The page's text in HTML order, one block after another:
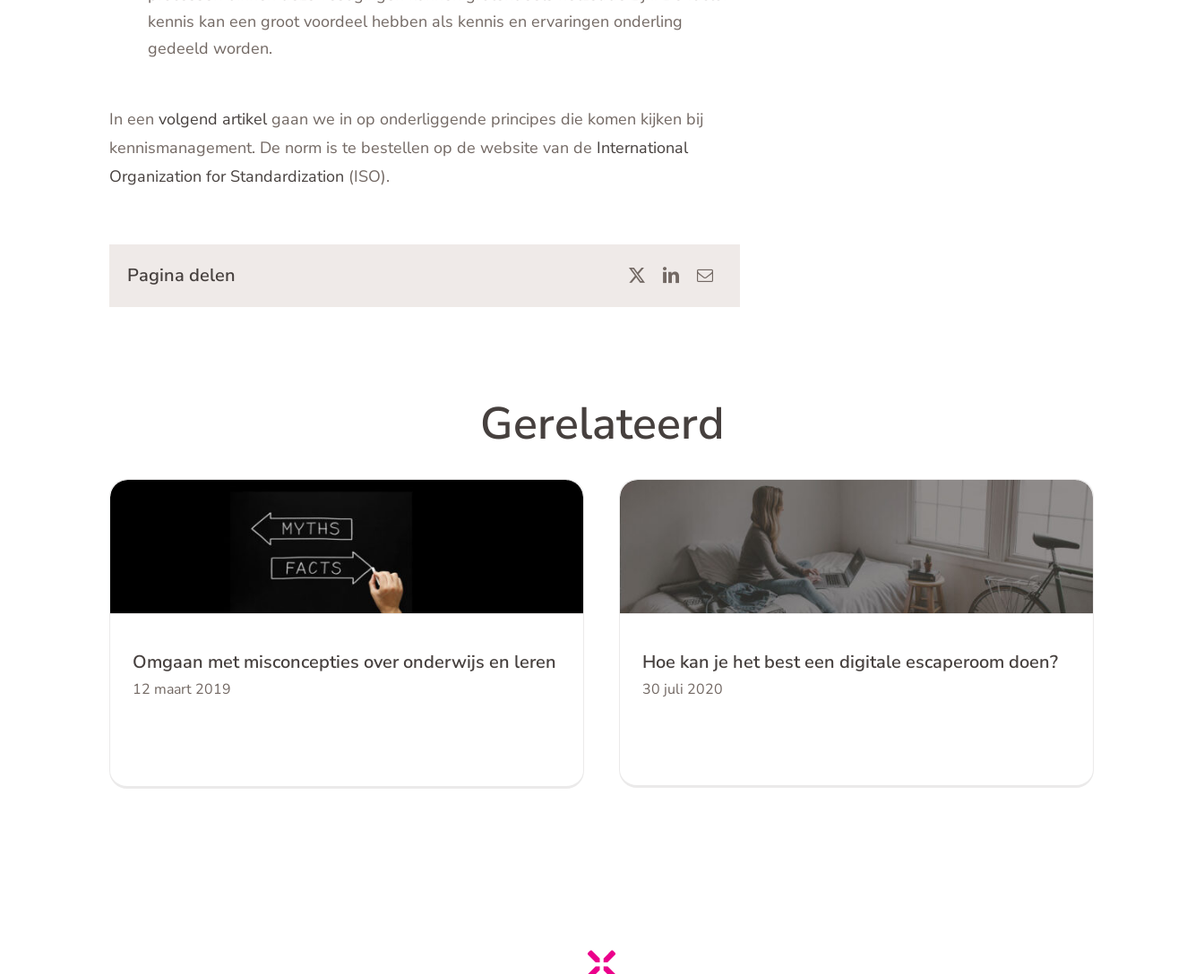
kennis kan een groot voordeel hebben als kennis en ervaringen onderling
gedeeld worden.
In een volgend artikelgaan we in op onderliggende principes die komen kijken bij
kennismanagement. De norm is te bestellen op de website van de International
Organization for Standardization (ISO).
Pagina delen
Gerelateerd
Omgaan met misconcepties over onderwijs en leren
Omgaan met misconcepties over onderwijs en leren
12 maart 2019
Hoe kan je het best een digitale escaperoom doen?
Hoe kan je het best een digitale escaperoom doen?
30 juli 2020